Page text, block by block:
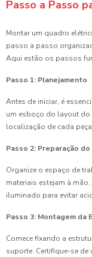
Passo a Passo
Montar um quadro
passo a passo
Aqui estão os passos
Passo 1: Planejamento
Antes de iniciar, é
um esboço do layout do
localização de cada
Passo 2: Preparação do
Organize o espaço de
materiais estejam à
iluminado para evitar
Passo 3: Montagem da
Comece fixando a
suporte. Certifique-se